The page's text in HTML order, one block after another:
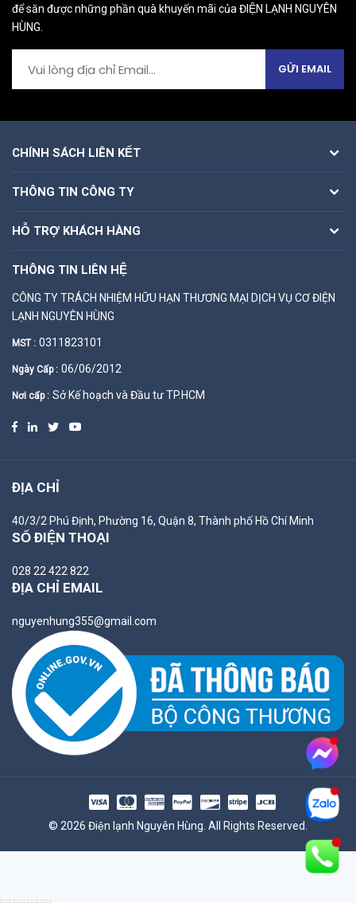
để săn được những phần quà khuyến mãi của ĐIỆN LẠNH NGUYÊN
HÙNG.
GỬI EMAIL
CHÍNH SÁCH LIÊN KẾT
THÔNG TIN CÔNG TY
HỖ TRỢ KHÁCH HÀNG
THÔNG TIN LIÊN HỆ
CÔNG TY TRÁCH NHIỆM HỮU HẠN THƯƠNG MẠI DỊCH VỤ CƠ ĐIỆN
LẠNH NGUYÊN HÙNG
MST : 0311823101
Ngày Cấp : 06/06/2012
Nơi cấp : Sở Kế hoạch và Đầu tư TP.HCM
ĐỊA CHỈ
40/3/2 Phú Định, Phường 16, Quận 8, Thành phố Hồ Chí Minh
SỐ ĐIỆN THOẠI
028 22 422 822
ĐỊA CHỈ EMAIL
nguyenhung355@gmail.com
© 2026 Điện lạnh Nguyên Hùng. All Rights Reserved.